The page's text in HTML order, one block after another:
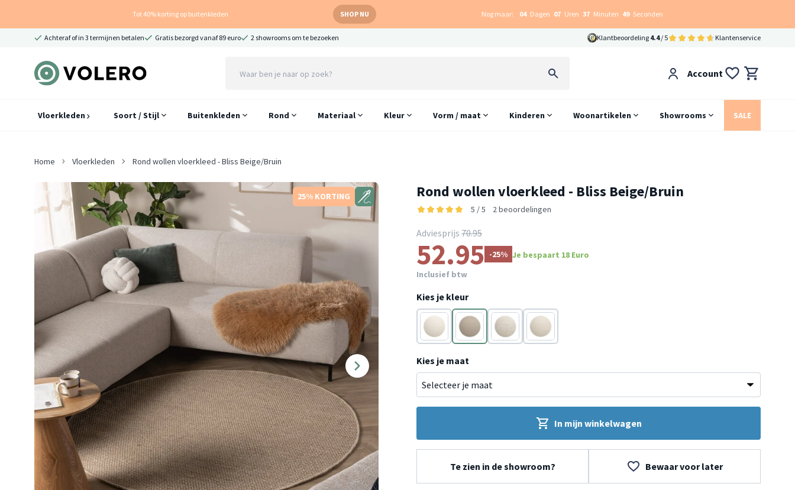
Tot 40% korting op buitenkleden SHOP NU Nog maar: 04 Dagen 07 Uren 37 Minuten 47 Seconden
Achteraf of in 3 termijnen betalen Gratis bezorgd vanaf 89 euro 2 showrooms om te bezoeken Klantbeoordeling 4.4/ 5 Klantenservice
Account
Vloerkleden Soort / Stijl Buitenkleden Rond Materiaal Kleur Vorm / maat Kinderen Woonartikelen Showrooms SALE
Home Vloerkleden Rond wollen vloerkleed - Bliss Beige/Bruin
25% KORTING Rond wollen vloerkleed - Bliss Beige/Bruin
5 / 5 2 beoordelingen
Adviesprijs 70.95
52.95 -25% Je bespaart 18 Euro
Inclusief btw
Kies je kleur
Crème Beige Beige
Wit
Kies je maat
In mijn winkelwagen
Te zien in de showroom? Bewaar voor later